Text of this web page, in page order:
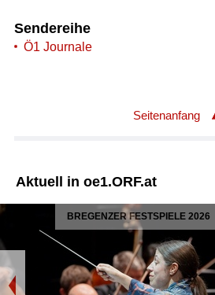
Sendereihe
Ö1 Journale
Seitenanfang
Aktuell in oe1.ORF.at
BREGENZER FESTSPIELE 2026